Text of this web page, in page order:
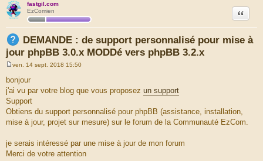
fastgil.com
EzComien
DEMANDE : de support personnalisé pour mise à
jour phpBB 3.0.x MODDé vers phpBB 3.2.x
Citation
s
s
g
e
ven. 14 sept. 2018 15:50
bonjour
j'ai vu par votre blog que vous proposez un support
Support
Obtiens du support personnalisé pour phpBB (assistance, installation,
mise à jour, projet sur mesure) sur le forum de la Communauté EzCom.
je serais intéressé par une mise à jour de mon forum
Merci de votre attention